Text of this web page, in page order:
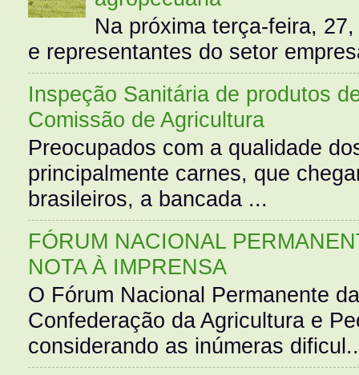
Na próxima terça-feira,
e representantes do setor
Inspeção Sanitária de produtos
Comissão de Agricultura
Preocupados com a qualidade
principalmente carnes, que
brasileiros, a bancada ...
FÓRUM NACIONAL
NOTA À IMPRENSA
O Fórum Nacional Permanente
Confederação da Agricultura e
considerando as inúmeras